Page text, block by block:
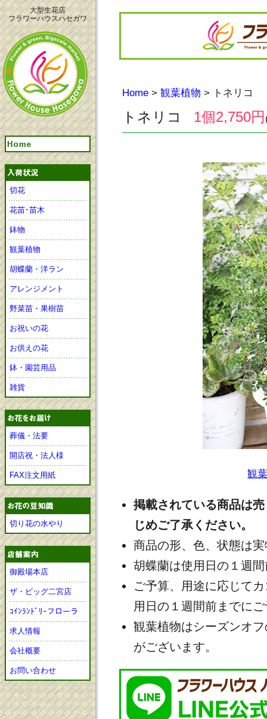
大型生花店
フラワーハウスハセガワ
切花
花苗･苗木
鉢物
観葉植物
胡蝶蘭・洋ラン
アレンジメント
野菜苗・果樹苗
お祝いの花
お供えの花
鉢・園芸用品
雑貨
葬儀・法要
開店祝・法人様
FAX注文用紙
切り花の水やり
御殿場本店
ザ・ビッグ二宮店
ｺｲﾝﾗﾝﾄﾞﾘｰフローラ
求人情報
会社概要
お問い合わせ
Home > 観葉植物 > トネリコ
トネリコ 1個2,750円
観
掲載されている商品は
じめご了承ください。
商品の形、色、状態は
胡蝶蘭は使用日の１週
ご予算、用途に応じて
用日の１週間前までに
観葉植物はシーズンオ
がございます。